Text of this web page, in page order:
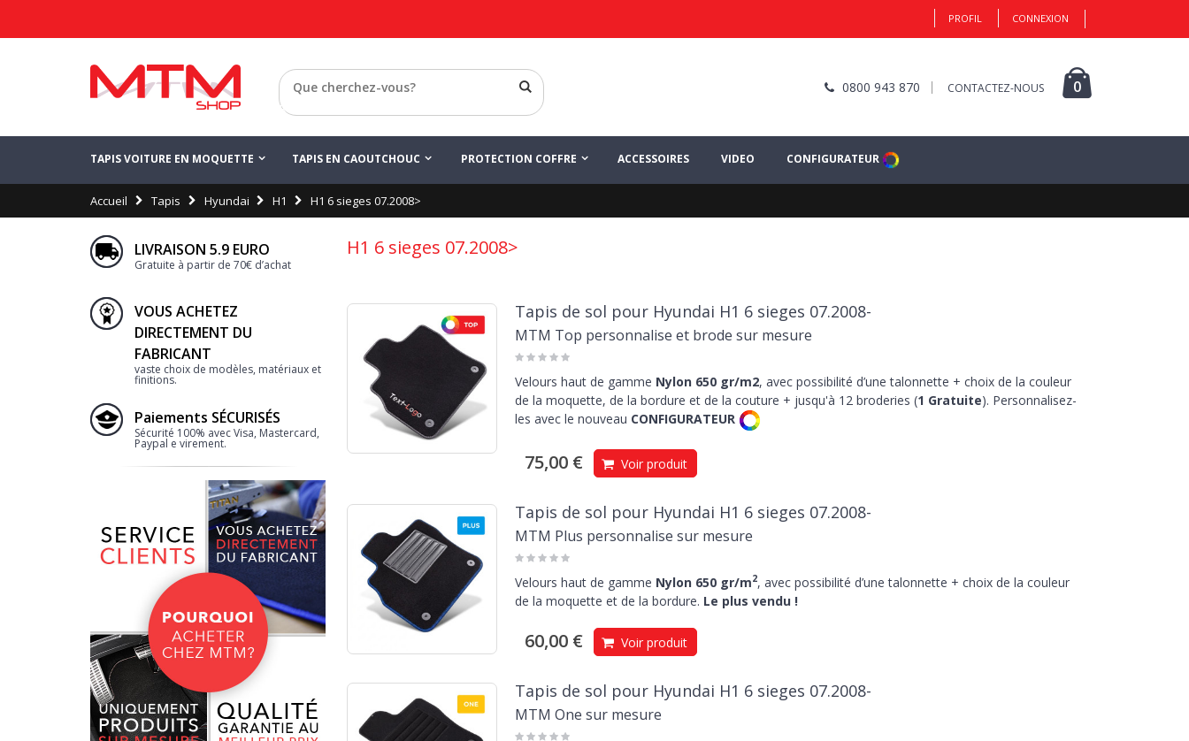
PROFIL CONNEXION
0800 943 870 CONTACTEZ-NOUS 0
Retour
TAPIS VOITURE EN MOQUETTE TAPIS EN CAOUTCHOUC PROTECTION COFFRE ACCESSOIRES VIDEO CONFIGURATEUR
Accueil Tapis Hyundai H1 H1 6 sieges 07.2008>
H1 6 sieges 07.2008>
Tapis de sol pour Hyundai H1 6 sieges 07.2008-
MTM Top personnalise et brode sur mesure
Velours haut de gamme Nylon 650 gr/m2, avec possibilité d’une talonnette + choix de la couleur
de la moquette, de la bordure et de la couture + jusqu'à 12 broderies (1 Gratuite). Personnalisez-
les avec le nouveau CONFIGURATEUR
75,00 € Voir produit
Tapis de sol pour Hyundai H1 6 sieges 07.2008-
MTM Plus personnalise sur mesure
Velours haut de gamme Nylon 650 gr/m2, avec possibilité d’une talonnette + choix de la couleur
de la moquette et de la bordure. Le plus vendu !
60,00 € Voir produit
Tapis de sol pour Hyundai H1 6 sieges 07.2008-
MTM One sur mesure
LIVRAISON 5.9 EURO
Gratuite à partir de 70€ d’achat
VOUS ACHETEZ
DIRECTEMENT DU
FABRICANT
vaste choix de modèles, matériaux et
finitions.
Paiements SÉCURISÉS
Sécurité 100% avec Visa, Mastercard,
Paypal e virement.